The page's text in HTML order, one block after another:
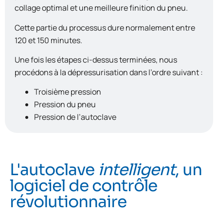
collage optimal et une meilleure finition du pneu.
Cette partie du processus dure normalement entre
120 et 150 minutes.
Une fois les étapes ci-dessus terminées, nous
procédons à la dépressurisation dans l’ordre suivant :
Troisième pression
Pression du pneu
Pression de l’autoclave
L'autoclave intelligent, un
logiciel de contrôle
révolutionnaire